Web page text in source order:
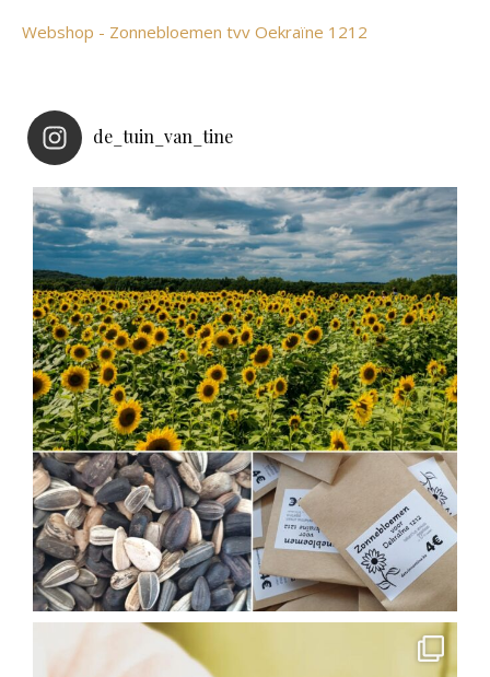
Webshop - Zonnebloemen tvv Oekraïne 1212
de_tuin_van_tine